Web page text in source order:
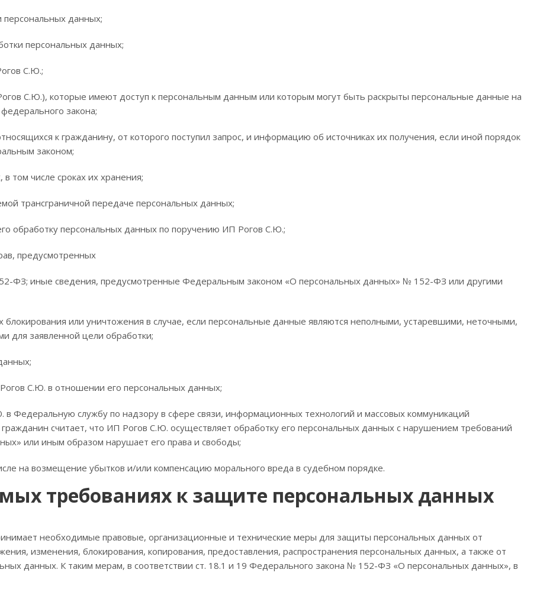
персональных данных;
персональных данных;
С.Ю.;
С.Ю.), которые имеют доступ к персональным данным или которым могут быть раскрыты персональные данные на
закона;
к гражданину, от которого поступил запрос, и информацию об источниках их получения, если иной порядок
законом;
том числе сроках их хранения;
трансграничной передаче персональных данных;
обработку персональных данных по поручению ИП Рогов С.Ю.;
предусмотренных
ФЗ; иные сведения, предусмотренные Федеральным законом «О персональных данных» № 152-ФЗ или другими
блокирования или уничтожения в случае, если персональные данные являются неполными, устаревшими, неточными,
для заявленной цели обработки;
С.Ю. в отношении его персональных данных;
Федеральную службу по надзору в сфере связи, информационных технологий и массовых коммуникаций
считает, что ИП Рогов С.Ю. осуществляет обработку его персональных данных с нарушением требований
или иным образом нарушает его права и свободы;
на возмещение убытков и/или компенсацию морального вреда в судебном порядке.
требованиях к защите персональных данных
необходимые правовые, организационные и технические меры для защиты персональных данных от
изменения, блокирования, копирования, предоставления, распространения персональных данных, а также от
данных. К таким мерам, в соответствии ст. 18.1 и 19 Федерального закона № 152-ФЗ «О персональных данных», в